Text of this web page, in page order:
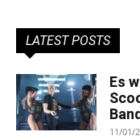
LATEST POSTS
Es
11/01/